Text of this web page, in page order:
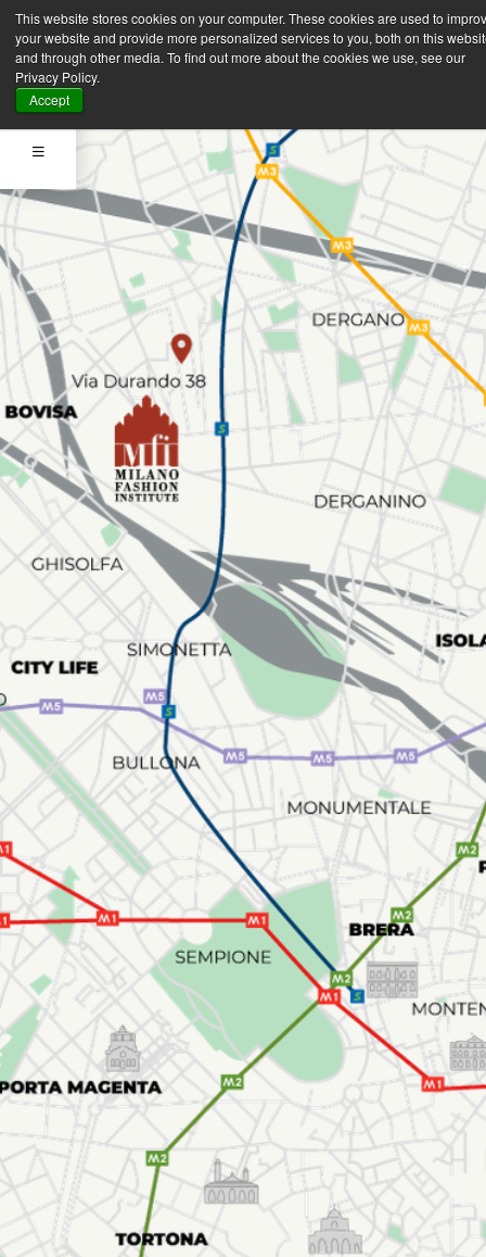
This website stores cookies on your computer. These cookies are used to
your website and provide more personalized services to you, both on this
and through other media. To find out more about the cookies we use, see our
Privacy Policy.
Accept